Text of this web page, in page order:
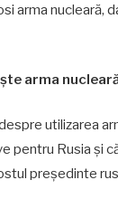
arma nucleară,
arma
utilizarea
Rusia și
președinte